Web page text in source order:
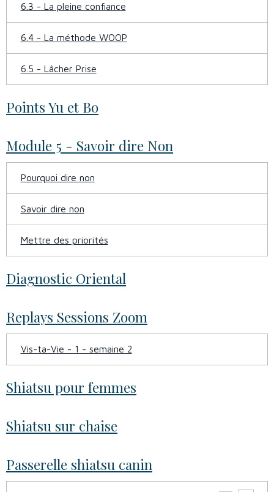
6.3 - La pleine confiance
6.4 - La méthode WOOP
6.5 - Lâcher Prise
Points Yu et Bo
Module 5 - Savoir dire Non
Pourquoi dire non
Savoir dire non
Mettre des priorités
Diagnostic Oriental
Replays Sessions Zoom
Vis-ta-Vie - 1 - semaine 2
Shiatsu pour femmes
Shiatsu sur chaise
Passerelle shiatsu canin